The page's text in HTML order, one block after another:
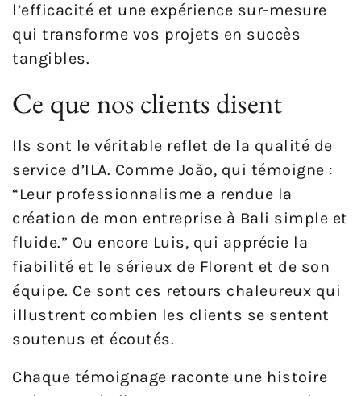
l’efficacité et une expérience sur-mesure
qui transforme vos projets en succès
tangibles.
Ce que nos clients disent
Ils sont le véritable reflet de la qualité de
service d’ILA. Comme João, qui témoigne :
“Leur professionnalisme a rendue la
création de mon entreprise à Bali simple et
fluide.” Ou encore Luis, qui apprécie la
fiabilité et le sérieux de Florent et de son
équipe. Ce sont ces retours chaleureux qui
illustrent combien les clients se sentent
soutenus et écoutés.
Chaque témoignage raconte une histoire